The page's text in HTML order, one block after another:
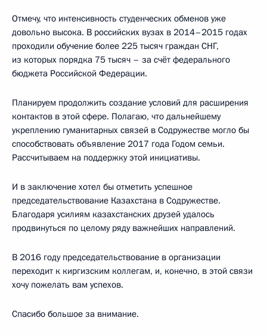
Отмечу, что интенсивность студенческих обменов уже
довольно высока. В российских вузах в 2014–2015 годах
проходили обучение более 225 тысяч граждан СНГ,
из которых порядка 75 тысяч – за счёт федерального
бюджета Российской Федерации.
Планируем продолжить создание условий для расширения
контактов в этой сфере. Полагаю, что дальнейшему
укреплению гуманитарных связей в Содружестве могло бы
способствовать объявление 2017 года Годом семьи.
Рассчитываем на поддержку этой инициативы.
И в заключение хотел бы отметить успешное
председательствование Казахстана в Содружестве.
Благодаря усилиям казахстанских друзей удалось
продвинуться по целому ряду важнейших направлений.
В 2016 году председательствование в организации
переходит к киргизским коллегам, и, конечно, в этой связи
хочу пожелать вам успехов.
Спасибо большое за внимание.